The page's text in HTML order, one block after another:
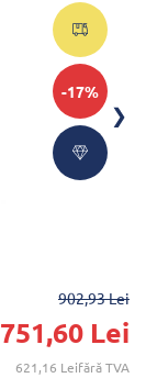
-17%
902,93 Lei
751,60 Lei
621,16 Leifără TVA